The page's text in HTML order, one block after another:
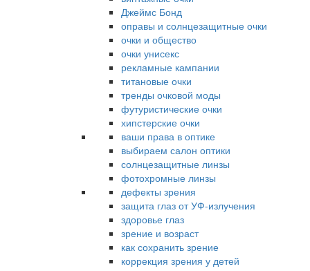
Джеймс Бонд
оправы и солнцезащитные очки
очки и общество
очки унисекс
рекламные кампании
титановые очки
тренды очковой моды
футуристические очки
хипстерские очки
ваши права в оптике
выбираем салон оптики
солнцезащитные линзы
фотохромные линзы
дефекты зрения
защита глаз от УФ-излучения
здоровье глаз
зрение и возраст
как сохранить зрение
коррекция зрения у детей